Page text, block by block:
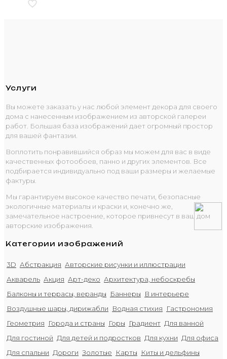
Услуги
Вы можете заказать у нас любой элемент декора для своего
дома с нанесенным изображением из авторской галереи
работ. Большая база изображений дает огромный простор
для вашей фантазии.
Воплотить понравившийся образ мы можем для вас в виде
качественных фотообоев, панно и других элементов. Все
подбирается индивидуально под ваши размеры и желаемые
фактуры.
Мы гарантируем высокое качество печати, безопасные
экологичные материалы и краски и, конечно же,
замечательное настроение, которое привнесут в ваш дом
авторские изображения.
Категории изображений
3D Абстракция Авторские рисунки и иллюстрации
Акварель Акция Арт-деко Архитектура, небоскребы
Балконы и террасы, веранды
Баннеры
В интерьере
Воздушные шары, дирижабли
Водная стихия
Гастрономия
Геометрия
Города и страны Горы Градиент Для ванной
Для гостиной Для детей и подростков Для кухни Для офиса
Для спальни Дороги Золотые Карты
Киты и дельфины